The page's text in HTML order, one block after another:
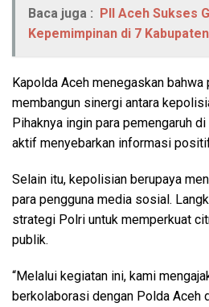
Baca juga : PII Aceh Sukses
Kepemimpinan di 7
Kapolda Aceh menegaskan bahwa
membangun sinergi antara
Pihaknya ingin para pemengaruh
aktif menyebarkan informasi
Selain itu, kepolisian berupaya
para pengguna media sosial.
strategi Polri untuk memperkuat
publik.
“Melalui kegiatan ini, kami
berkolaborasi dengan Polda Aceh